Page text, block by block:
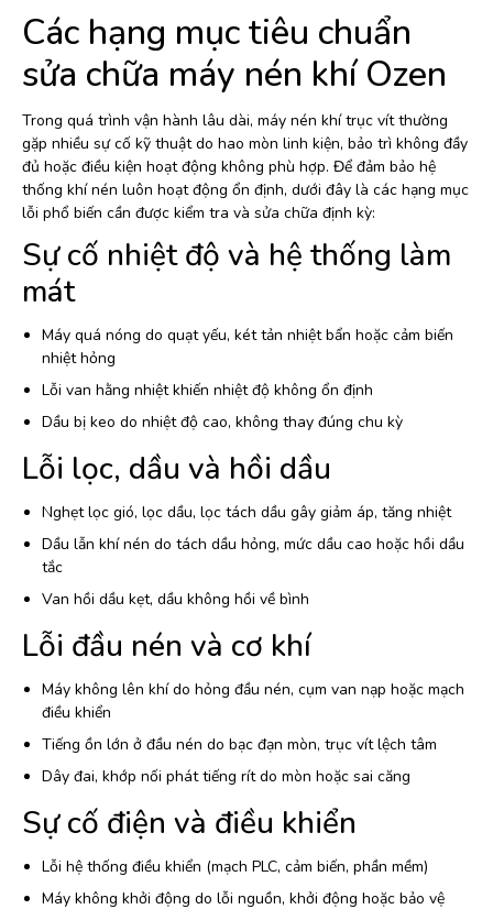
Các hạng mục tiêu chuẩn
sửa chữa máy nén khí Ozen
Trong quá trình vận hành lâu dài, máy nén khí trục vít thường
gặp nhiều sự cố kỹ thuật do hao mòn linh kiện, bảo trì không đầy
đủ hoặc điều kiện hoạt động không phù hợp. Để đảm bảo hệ
thống khí nén luôn hoạt động ổn định, dưới đây là các hạng mục
lỗi phổ biến cần được kiểm tra và sửa chữa định kỳ:
Sự cố nhiệt độ và hệ thống làm
mát
Máy quá nóng do quạt yếu, két tản nhiệt bẩn hoặc cảm biến
nhiệt hỏng
Lỗi van hằng nhiệt khiến nhiệt độ không ổn định
Dầu bị keo do nhiệt độ cao, không thay đúng chu kỳ
Lỗi lọc, dầu và hồi dầu
Nghẹt lọc gió, lọc dầu, lọc tách dầu gây giảm áp, tăng nhiệt
Dầu lẫn khí nén do tách dầu hỏng, mức dầu cao hoặc hồi dầu
tắc
Van hồi dầu kẹt, dầu không hồi về bình
Lỗi đầu nén và cơ khí
Máy không lên khí do hỏng đầu nén, cụm van nạp hoặc mạch
điều khiển
Tiếng ồn lớn ở đầu nén do bạc đạn mòn, trục vít lệch tâm
Dây đai, khớp nối phát tiếng rít do mòn hoặc sai căng
Sự cố điện và điều khiển
Lỗi hệ thống điều khiển (mạch PLC, cảm biến, phần mềm)
Máy không khởi động do lỗi nguồn, khởi động hoặc bảo vệ